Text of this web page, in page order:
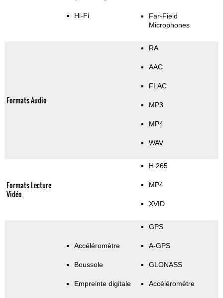
Hi-Fi
Far-Field
Microphones
Formats Audio
RA
AAC
FLAC
MP3
MP4
WAV
Formats Lecture
Vidéo
H.265
MP4
XVID
Accéléromètre
Boussole
Empreinte digitale
GPS
A-GPS
GLONASS
Accéléromètre